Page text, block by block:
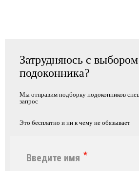
Затрудняюсь с
подоконника?
Мы отправим подборку подоконников
запроc
Это бесплатно и ни к чему не обязывает
Введите имя